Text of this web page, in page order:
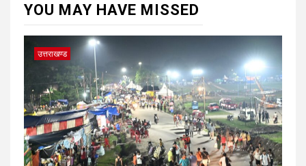
YOU MAY HAVE MISSED
उत्तराखण्ड